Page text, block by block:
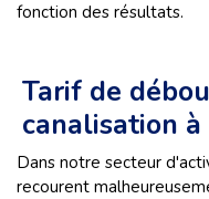
fonction des résultats.
Tarif de
canalisation
Dans notre secteur
recourent